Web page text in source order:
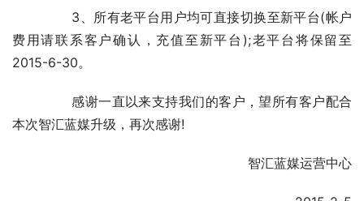
费用请联系客户确认，充值至新平台);老平台将保留至
2015-6-30。
本次智汇蓝媒升级，再次感谢!
	　　智汇蓝媒运营中心